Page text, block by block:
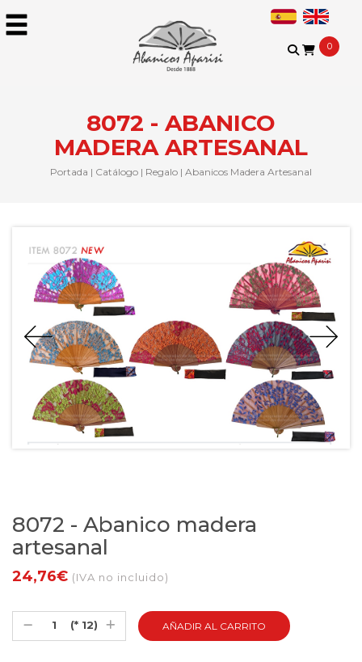
0
8072 - ABANICO
MADERA ARTESANAL
Portada | Catálogo | Regalo | Abanicos Madera Artesanal
8072 - Abanico madera
artesanal
24,76€ (IVA no incluido)
(* 12)